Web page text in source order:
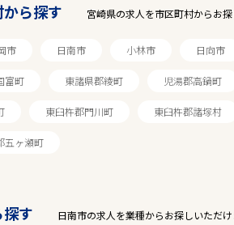
ら探す 宮崎県の求人を市区町村からお探
市 日南市 小林市 日向市
富町 東諸県郡綾町 児湯郡高鍋町
東臼杵郡門川町 東臼杵郡諸塚村
五ヶ瀬町
す 日南市の求人を業種からお探しいただけ